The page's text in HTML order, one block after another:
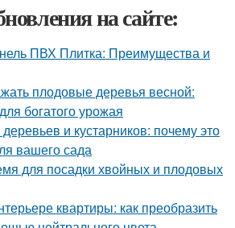
на сайте:
ПВХ Плитка: Преимущества и
плодовые деревья весной:
богатого урожая
и кустарников: почему это
вашего сада
для посадки хвойных и плодовых
квартиры: как преобразить